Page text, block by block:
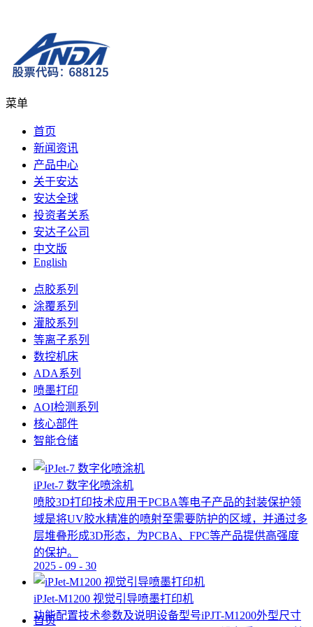
菜单
首页
新闻资讯
产品中心
关于安达
安达全球
投资者关系
安达子公司
中文版
English
点胶系列
涂覆系列
灌胶系列
等离子系列
数控机床
ADA系列
喷墨打印
AOI检测系列
核心部件
智能仓储
iPJet-7 数字化喷涂机
喷胶3D打印技术应用于PCBA等电子产品的封装保护领
域是将UV胶水精准的喷射至需要防护的区域，并通过多
层堆叠形成3D形态，为PCBA、FPC等产品提供高强度
的保护。
2025 - 09 - 30
iPJet-M1200 视觉引导喷墨打印机
功能配置技术参数及说明设备型号iPJT-M1200外型尺寸
首页